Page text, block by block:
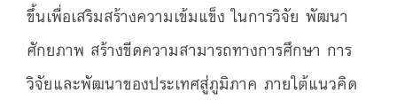
ขึ้นเพื่อเสริมสร้างความเข้มแข็ง ในการวิจัย พัฒนา
ศักยภาพ สร้างขีดความสามารถทางการศึกษา การ
วิจัยและพัฒนาของประเทศสู่ภูมิภาค ภายใต้แนวคิด